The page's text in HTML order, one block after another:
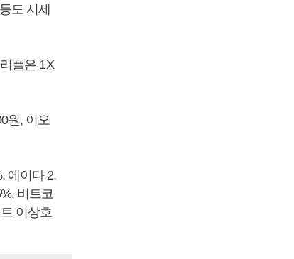
도 시세
플은 1X
원, 이오
에이다 2.
비트코
이상호